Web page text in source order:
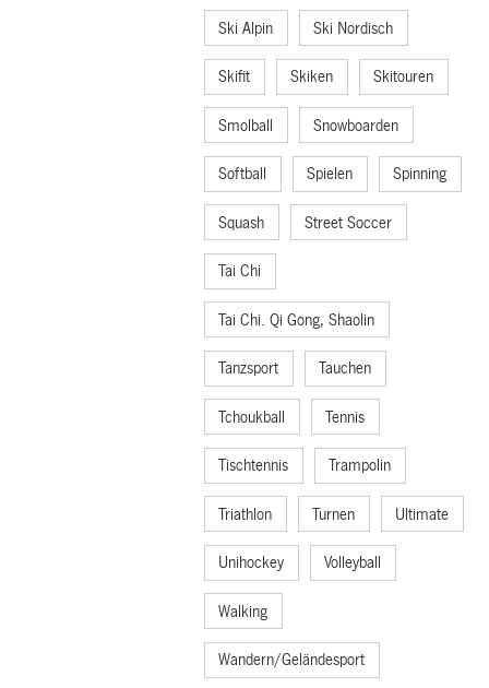
Ski Alpin Ski Nordisch
Skifit Skiken Skitouren
Smolball Snowboarden
Softball Spielen Spinning
Squash Street Soccer
Tai Chi
Tai Chi. Qi Gong, Shaolin
Tanzsport Tauchen
Tchoukball Tennis
Tischtennis Trampolin
Triathlon Turnen Ultimate
Unihockey Volleyball
Walking
Wandern/Geländesport